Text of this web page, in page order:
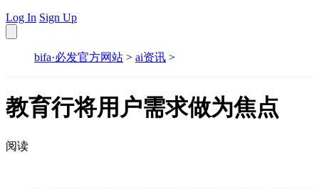
Log In Sign Up
bifa·必发官方网站 > ai资讯 >
教育行将用户需求做为焦点
阅读